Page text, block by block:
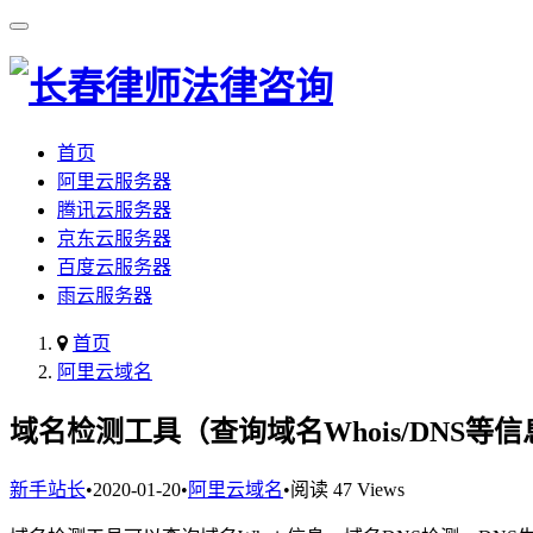
首页
阿里云服务器
腾讯云服务器
京东云服务器
百度云服务器
雨云服务器
首页
阿里云域名
域名检测工具（查询域名Whois/DNS等信
新手站长•2020-01-20• 阿里云域名•阅读 47 Views